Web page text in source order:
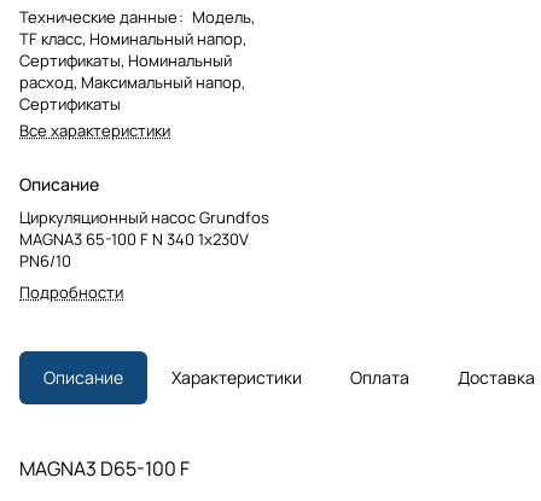
Технические данные: Модель,
TF класс, Номинальный напор,
Сертификаты, Номинальный
расход, Максимальный напор,
Сертификаты
Все характеристики
Описание
Циркуляционный насос Grundfos
MAGNA3 65-100 F N 340 1x230V
PN6/10
Подробности
Описание Характеристики Оплата Доставка
MAGNA3 D65-100 F